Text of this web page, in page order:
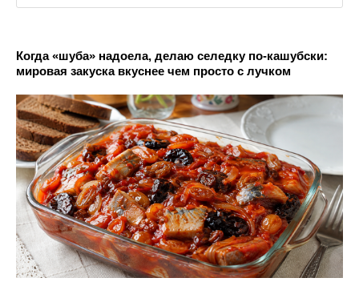
Когда «шуба» надоела, делаю селедку по-кашубски:
мировая закуска вкуснее чем просто с лучком